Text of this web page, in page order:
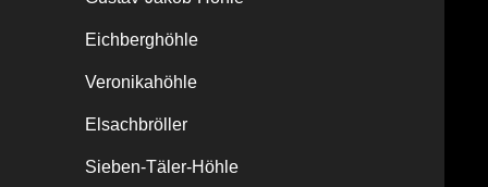
Eichberghöhle
Veronikahöhle
Elsachbröller
Sieben-Täler-Höhle